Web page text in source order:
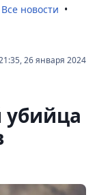
Все новости
26 января 2024